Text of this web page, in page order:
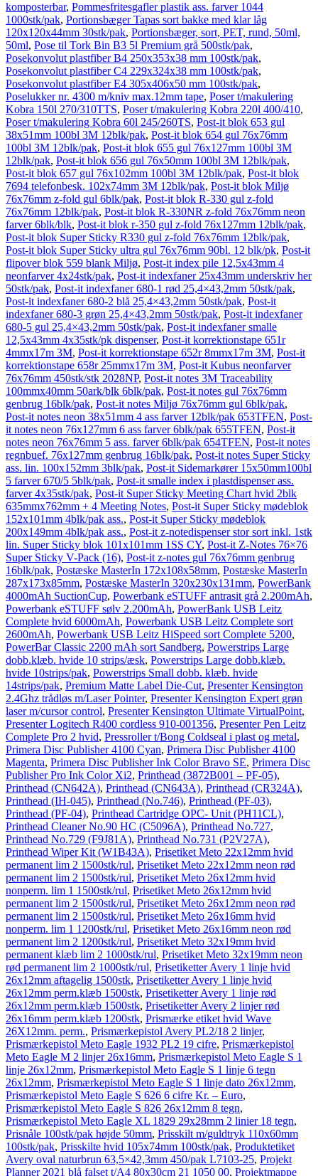
komposterbar, Pommesfritesgafler plastik ass. farver 1044
1000stk/pak, Portionsbæger Tapas sort bakke med klar låg
120x120x44mm 30stk/pak, Portionsbæger, sort, PET, rund, 50ml,
50ml, Pose til Tork Bin B3 5l Premium grå 500stk/pak,
Posekonvolut plastfiber B4 250x353x38 mm 100stk/pak,
Posekonvolut plastfiber C4 229x324x38 mm 100stk/pak,
Posekonvolut plastfiber E4 305x406x50 mm 100stk/pak,
Poselukker nr. 4300 m/kniv max.12mm tape, Poser t/makulering
Kobra 150l 270/310TTS, Poser t/makulering Kobra 220l 400/410,
Poser t/makulering Kobra 60l 245/260TS, Post-it blok 653 gul
38x51mm 100bl 3M 12blk/pak, Post-it blok 654 gul 76x76mm
100bl 3M 12blk/pak, Post-it blok 655 gul 76x127mm 100bl 3M
12blk/pak, Post-it blok 656 gul 76x50mm 100bl 3M 12blk/pak,
Post-it blok 657 gul 76x102mm 100bl 3M 12blk/pak, Post-it blok
7694 telefonbesk. 102x74mm 3M 12blk/pak, Post-it blok Miljø
76x76mm z-fold gul 6blk/pak, Post-it blok R-330 gul z-fold
76x76mm 12blk/pak, Post-it blok R-330NR z-fold 76x76mm neon
farver 6blk/blk, Post-it blok r-350 gul z-fold 76x127mm 12blk/pak,
Post-it blok Super Sticky R330 gul z-fold 76x76mm 12blk/pak,
Post-it blok Super Sticky ultra gul 76x76mm 90bl. 12 blk/pk, Post-it
flipover blok 559 blank Miljø, Post-it index pile 12,5x43mm 4
neonfarver 4x24stk/pak, Post-it indexfaner 25x43mm underskriv her
50stk/pak, Post-it indexfaner 680-1 rød 25,4×43,2mm 50stk/pak,
Post-it indexfaner 680-2 blå 25,4×43,2mm 50stk/pak, Post-it
indexfaner 680-3 grøn 25,4×43,2mm 50stk/pak, Post-it indexfaner
680-5 gul 25,4×43,2mm 50stk/pak, Post-it indexfaner smalle
12,5x43mm 4x35stk/pk dispenser, Post-it korrektionstape 651r
4mmx17m 3M, Post-it korrektionstape 652r 8mmx17m 3M, Post-it
korrektionstape 658r 25mmx17m 3M, Post-it Kubus neonfarver
76x76mm 450stk/stk 2028NP, Post-it notes 3M Traceability
100mmx40mm 50ark/blk 6blk/pak, Post-it notes gul 76x76mm
genbrug 16blk/pak, Post-it notes Miljø 76x76mm gul 6blk/pak,
Post-it notes neon 38x51mm 4 ass farver 12blk/pak 653TFEN, Post-
it notes neon 76x127mm 6 ass farver 6blk/pak 655TFEN, Post-it
notes neon 76x76mm 5 ass. farver 6blk/pak 654TFEN, Post-it notes
regnbuef. 76x127mm genbrug 16blk/pak, Post-it notes Super Sticky
ass. lin. 100x152mm 3blk/pak, Post-it Sidemarkører 15x50mm100bl
5 farver 670/5 5blk/pak, Post-it smalle index i plastdispenser ass.
farver 4x35stk/pak, Post-it Super Sticky Meeting Chart hvid 2blk
635mmx762mm + 4 Meeting Notes, Post-it Super Sticky mødeblok
152x101mm 4blk/pak ass., Post-it Super Sticky mødeblok
200x149mm 4blk/pak ass., Post-it z-notedispenser stor sort inkl. 1stk
lin. Super Sticky blok 101x101mm 1SS CY, Post-it Z-Notes 76×76
Super Sticky V-Pack (16), Post-it z-notes gul 76x76mm genbrug
16blk/pak, Postæske MasterIn 172x108x58mm, Postæske MasterIn
287x173x85mm, Postæske MasterIn 320x230x131mm, PowerBank
4000mAh SuctionCup, Powerbank eSTUFF antrasit grå 2.200mAh,
Powerbank eSTUFF sølv 2.200mAh, PowerBank USB Leitz
Complete hvid 6000mAh, Powerbank USB Leitz Complete sort
2600mAh, Powerbank USB Leitz HiSpeed sort Complete 5200,
PowerBar Classic 2200 mAh sort Sandberg, Powerstrips Large
dobb.klæb. hvide 10 strips/æsk, Powerstrips Large dobb.klæb.
hvide 10strips/pak, Powerstrips Small dobb. klæb. hvide
14strips/pak, Premium Matte Label Die-Cut, Presenter Kensington
2.4Ghz trådløs m/Laser Pointer, Presenter Kensington Expert grøn
laser m/cursor control, Presenter Kensington Ultimate VirtualPoint,
Presenter Logitech R400 cordless 910-001356, Presenter Pen Leitz
Complete Pro 2 hvid, Pressroller t/Bong Coldseal i plast og metal,
Primera Disc Publisher 4100 Cyan, Primera Disc Publisher 4100
Magenta, Primera Disc Publisher Ink Color Bravo SE, Primera Disc
Publisher Pro Ink Color Xi2, Printhead (3872B001 – PF-05),
Printhead (CN642A), Printhead (CN643A), Printhead (CR324A),
Printhead (IH-045), Printhead (No.746), Printhead (PF-03),
Printhead (PF-04), Printhead Cartridge OPC- Unit (PH11CL),
Printhead Cleaner No.90 HC (C5096A), Printhead No.727,
Printhead No.729 (F9J81A), Printhead No.731 (P2V27A),
Printhead Wiper Kit (W1B43A), Prisetiket Meto 22x12mm hvid
permanent lim 2 1500stk/rul, Prisetiket Meto 22x12mm neon rød
permanent lim 2 1500stk/rul, Prisetiket Meto 26x12mm hvid
nonperm. lim 1 1500stk/rul, Prisetiket Meto 26x12mm hvid
permanent lim 2 1500stk/rul, Prisetiket Meto 26x12mm neon rød
permanent lim 2 1500stk/rul, Prisetiket Meto 26x16mm hvid
nonperm. lim 1 1200stk/rul, Prisetiket Meto 26x16mm neon rød
permanent lim 2 1200stk/rul, Prisetiket Meto 32x19mm hvid
permanent klæb lim 2 1000stk/rul, Prisetiket Meto 32x19mm neon
rød permanent lim 2 1000stk/rul, Prisetiketter Avery 1 linje hvid
26x12mm aftagelig 1500stk, Prisetiketter Avery 1 linje hvid
26x12mm perm.klæb 1500stk, Prisetiketter Avery 1 linje rød
26x12mm perm.klæb 1500stk, Prisetiketter Avery 2 linjer rød
26x16mm perm.klæb 1200stk, Prismærke etiket hvid Wave
26X12mm. perm., Prismærkepistol Avery PL2/18 2 linjer,
Prismærkepistol Meto Eagle 1932 PL2 19 cifre, Prismærkepistol
Meto Eagle M 2 linjer 26x16mm, Prismærkepistol Meto Eagle S 1
linje 26x12mm, Prismærkepistol Meto Eagle S 1 linje 6 tegn
26x12mm, Prismærkepistol Meto Eagle S 1 linje dato 26x12mm,
Prismærkepistol Meto Eagle S 626 6 cifre Kr. – Euro,
Prismærkepistol Meto Eagle S 826 26x12mm 8 tegn,
Prismærkepistol Meto Eagle XL 1829 29x28mm 2 linier 18 tegn,
Prisnåle 100stk/pak højde 50mm, Prisskilt m/guldtryk 110x60mm
100stk/pak, Prisskilte hvid 105x74mm 100stk/pak, Produktetiket
Avery oval naturbrun 63,5×42,3mm 450/pak L7103-25, Projekt
Planner 2021 blå falset t/A4 80x30cm 21 1050 00, Projektmappe